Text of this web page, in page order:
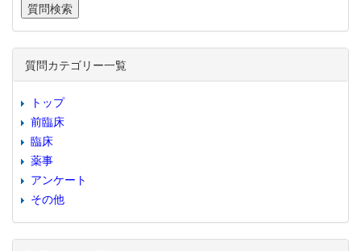
質問カテゴリー一覧
トップ
前臨床
臨床
薬事
アンケート
その他